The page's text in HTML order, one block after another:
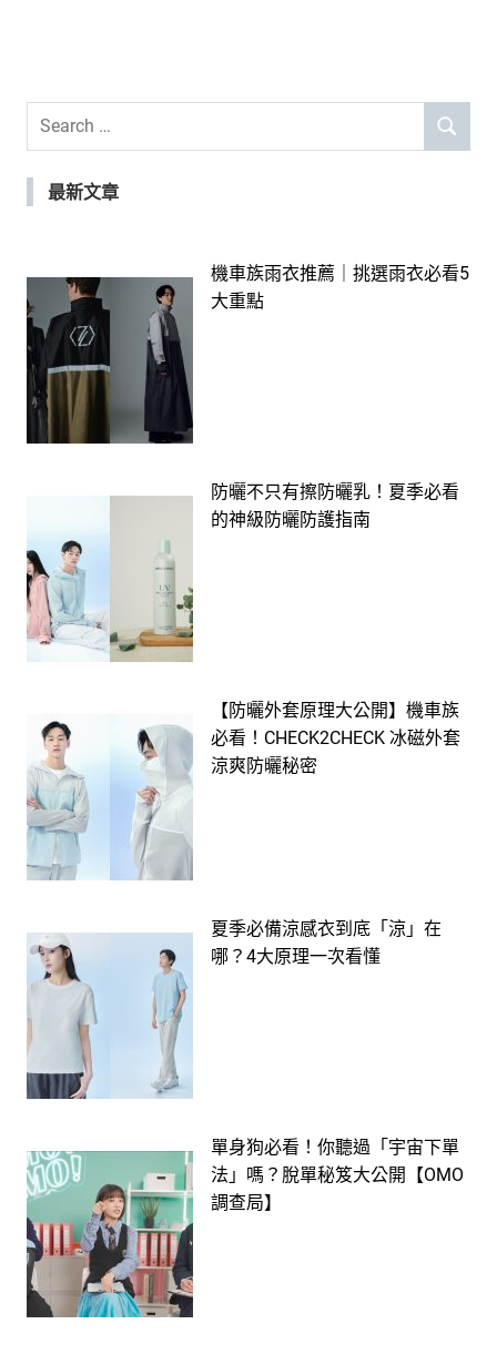
Search
SEARCH
最新文章
機車族雨衣推薦｜挑選雨衣必看5
大重點
防曬不只有擦防曬乳！夏季必看
的神級防曬防護指南
【防曬外套原理大公開】機車族
必看！CHECK2CHECK 冰磁外套
涼爽防曬秘密
夏季必備涼感衣到底「涼」在
哪？4大原理一次看懂
單身狗必看！你聽過「宇宙下單
法」嗎？脫單秘笈大公開【OMO
調查局】